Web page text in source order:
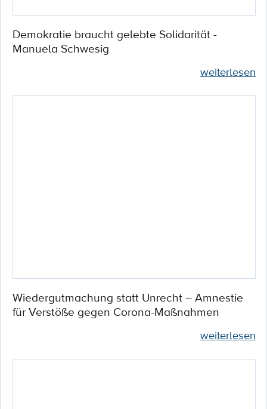
Demokratie braucht gelebte Solidarität -
Manuela Schwesig
weiterlesen
Wiedergutmachung statt Unrecht – Amnestie
für Verstöße gegen Corona-Maßnahmen
weiterlesen